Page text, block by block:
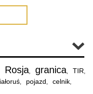
Rosja, granica, TIR,
, pojazd, celnik,